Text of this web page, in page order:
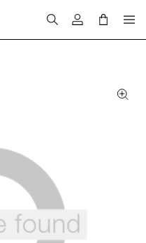
Melden Sie